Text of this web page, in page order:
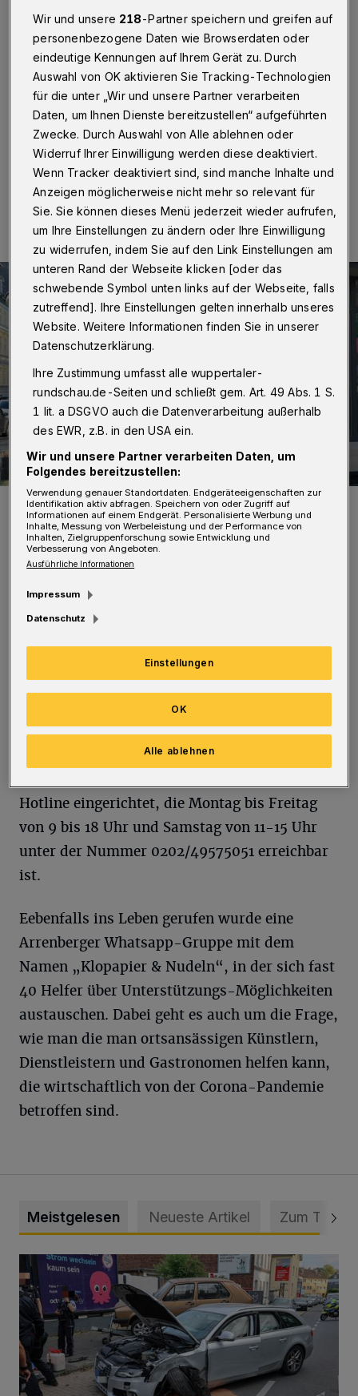
Arrenberg·Das Stadtteilbüro „Aufbruch am
Arrenberg“ möchte freigewordene Kapazitäten nutzen,
um Nachbarn im Quartier zu helfen,die wegen ihres
Alters, Erkrankungen oder aus anderen Gründen nicht
die Möglichkeit haben, alltägliche Dinge wie Einkäufe
und ähnliches zu erledigen.
18.03.2020 , 15:08 Uhr Eine Minute Lesezeit
Das Team des Stadtteilbüros koordiniert jetzt die Hilfsaktionen am
Arrenberg.
Foto: AAA
Selbsthilfe vermitteln“, erklärt die
Geschäftsführerin Antje Wiegand. „Unser
Gedanke ist der, dass nicht jeder Einzelne raus
muss, um diese Dinge zu erledigen, sondern
dies solidargemeinschaftlich erledigt wird.“
Hotline eingerichtet, die Montag bis Freitag
von 9 bis 18 Uhr und Samstag von 11-15 Uhr
unter der Nummer 0202/49575051 erreichbar
ist.
Eebenfalls ins Leben gerufen wurde eine
Arrenberger Whatsapp-Gruppe mit dem
Namen „Klopapier & Nudeln“, in der sich fast
40 Helfer über Unterstützungs-Möglichkeiten
austauschen. Dabei geht es auch um die Frage,
wie man die man ortsansässigen Künstlern,
Dienstleistern und Gastronomen helfen kann,
die wirtschaftlich von der Corona-Pandemie
betroffen sind.
Meistgelesen Neueste Artikel Zum Thema
Schwerer Unfall mit 2,48 Promille
Wir und unsere 218-Partner speichern und greifen auf
personenbezogene Daten wie Browserdaten oder
eindeutige Kennungen auf Ihrem Gerät zu. Durch
Auswahl von OK aktivieren Sie Tracking-Technologien
für die unter „Wir und unsere Partner verarbeiten
Daten, um Ihnen Dienste bereitzustellen“ aufgeführten
Zwecke. Durch Auswahl von Alle ablehnen oder
Widerruf Ihrer Einwilligung werden diese deaktiviert.
Wenn Tracker deaktiviert sind, sind manche Inhalte und
Anzeigen möglicherweise nicht mehr so relevant für
Sie. Sie können dieses Menü jederzeit wieder aufrufen,
um Ihre Einstellungen zu ändern oder Ihre Einwilligung
zu widerrufen, indem Sie auf den Link Einstellungen am
unteren Rand der Webseite klicken [oder das
schwebende Symbol unten links auf der Webseite, falls
zutreffend]. Ihre Einstellungen gelten innerhalb unseres
Website. Weitere Informationen finden Sie in unserer
Datenschutzerklärung.
Ihre Zustimmung umfasst alle wuppertaler-
rundschau.de-Seiten und schließt gem. Art. 49 Abs. 1 S.
1 lit. a DSGVO auch die Datenverarbeitung außerhalb
des EWR, z.B. in den USA ein.
Wir und unsere Partner verarbeiten Daten, um
Folgendes bereitzustellen:
Verwendung genauer Standortdaten. Endgeräteeigenschaften zur
Identifikation aktiv abfragen. Speichern von oder Zugriff auf
Informationen auf einem Endgerät. Personalisierte Werbung und
Inhalte, Messung von Werbeleistung und der Performance von
Inhalten, Zielgruppenforschung sowie Entwicklung und
Verbesserung von Angeboten.
Ausführliche Informationen
Impressum
Datenschutz
Einstellungen
Alle ablehnen
OK